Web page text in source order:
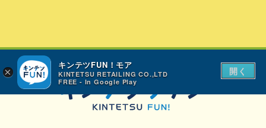
×
キンテツFUN！モア
KINTETSU RETAILING CO.,LTD
FREE - In Google Play
開く